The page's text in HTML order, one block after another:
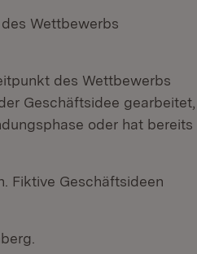
Wettbewerbs
des Wettbewerbs
Geschäftsidee gearbeitet,
oder hat bereits
Fiktive Geschäftsideen